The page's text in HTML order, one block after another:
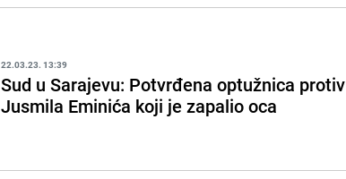
22.03.23. 13:39
Sud u Sarajevu: Potvrđena optužnica protiv
Jusmila Eminića koji je zapalio oca